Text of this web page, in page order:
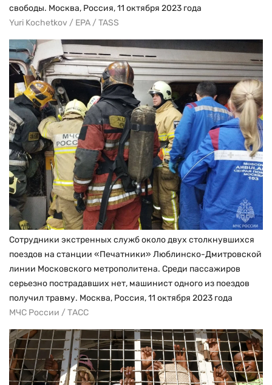
свободы. Москва, Россия, 11 октября 2023 года
Yuri Kochetkov / EPA / TASS
Сотрудники экстренных служб около двух столкнувшихся
поездов на станции «Печатники» Люблинско-Дмитровской
линии Московского метрополитена. Среди пассажиров
серьезно пострадавших нет, машинист одного из поездов
получил травму. Москва, Россия, 11 октября 2023 года
МЧС России / ТАСС